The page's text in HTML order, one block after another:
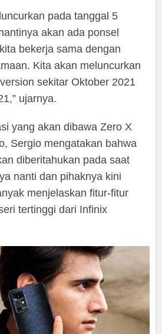
pada tanggal 5
akan ada ponsel
bekerja sama dengan
Kita akan meluncurkan
sekitar Oktober 2021
ujarnya.
yang akan dibawa Zero X
Sergio mengatakan bahwa
diberitahukan pada saat
nanti dan pihaknya kini
menjelaskan fitur-fitur
tertinggi dari Infinix